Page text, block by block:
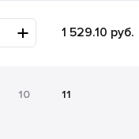
1 529.10 руб.
10 11